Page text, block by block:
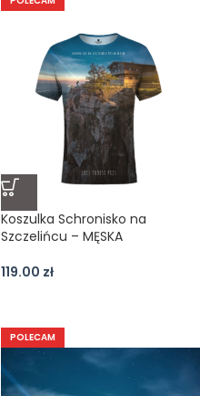
Koszulka Schronisko na
Szczelińcu – MĘSKA
119.00 zł
POLECAM